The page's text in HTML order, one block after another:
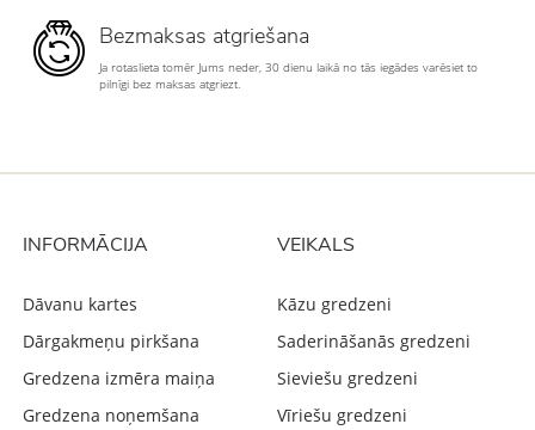
Bezmaksas atgriešana
Ja rotaslieta tomēr Jums neder, 30 dienu laikā no tās iegādes varēsiet to
pilnīgi bez maksas atgriezt.
INFORMĀCIJA
Dāvanu kartes
Dārgakmeņu pirkšana
Gredzena izmēra maiņa
Gredzena noņemšana
VEIKALS
Kāzu gredzeni
Saderināšanās gredzeni
Sieviešu gredzeni
Vīriešu gredzeni